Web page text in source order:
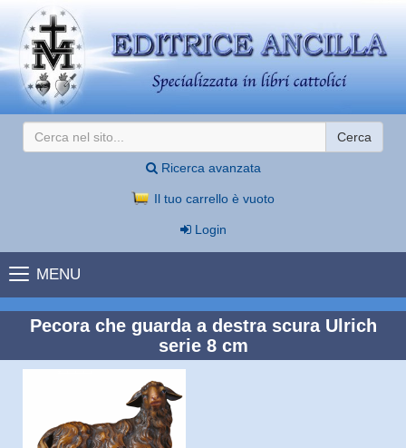
Cerca
Ricerca avanzata
Il tuo carrello è vuoto
Login
MENU
Pecora che guarda a destra scura Ulrich
serie 8 cm